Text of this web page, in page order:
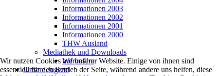
Informationen 2003
Informationen 2002
Informationen 2001
Informationen 2000
THW Ausland
Mediathek und Downloads
Werbefilm
Unsere Jugend
Wir nutzen Cookies auf unserer Website. Einige von ihnen sind
essenziell für den Betrieb der Seite, während andere uns helfen, diese